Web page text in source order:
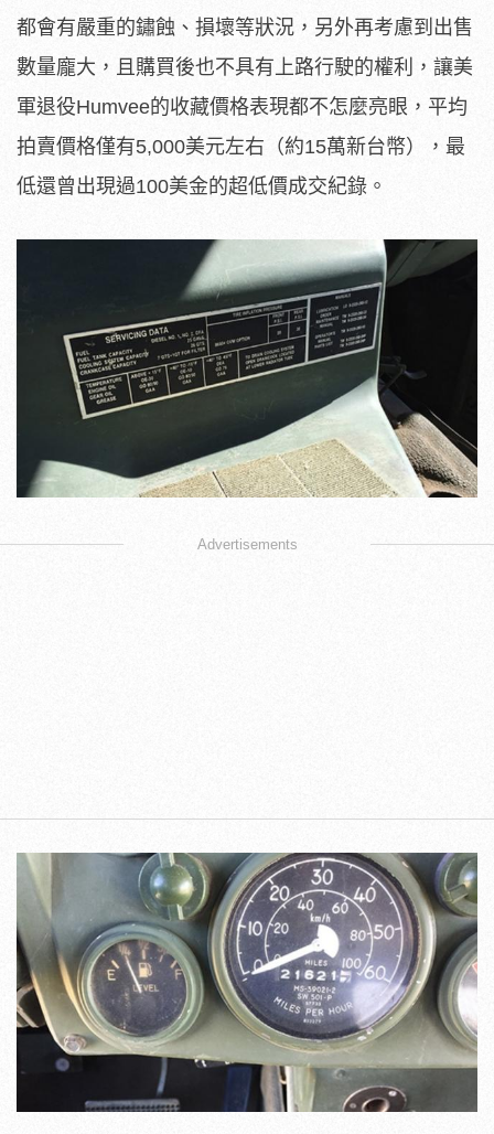
都會有嚴重的鏽蝕、損壞等狀況，另外再考慮到出售
數量龐大，且購買後也不具有上路行駛的權利，讓美
軍退役Humvee的收藏價格表現都不怎麼亮眼，平均
拍賣價格僅有5,000美元左右（約15萬新台幣），最
低還曾出現過100美金的超低價成交紀錄。
Advertisements